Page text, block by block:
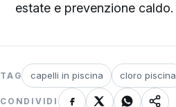
estate e prevenzione caldo.
TAG capelli in piscina cloro piscina
CONDIVIDI